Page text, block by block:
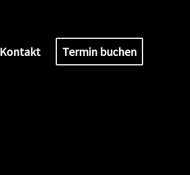
Kontakt Termin buchen